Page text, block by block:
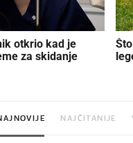
za skidanje
NAJČITANIJE